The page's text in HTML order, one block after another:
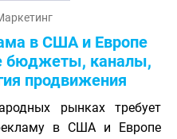
в США и Европе
бюджеты, каналы,
продвижения
рынках требует
в США и Европе